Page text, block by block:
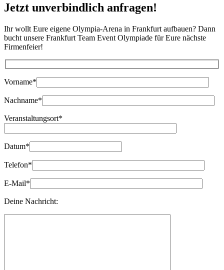
Jetzt unverbindlich anfragen!
Ihr wollt Eure eigene Olympia-Arena in Frankfurt aufbauen? Dann
bucht unsere Frankfurt Team Event Olympiade für Eure nächste
Firmenfeier!
Bitte lasse dieses Feld leer.
Vorname*
Nachname*
Veranstaltungsort*
Datum*
Telefon*
E-Mail*
Deine Nachricht: